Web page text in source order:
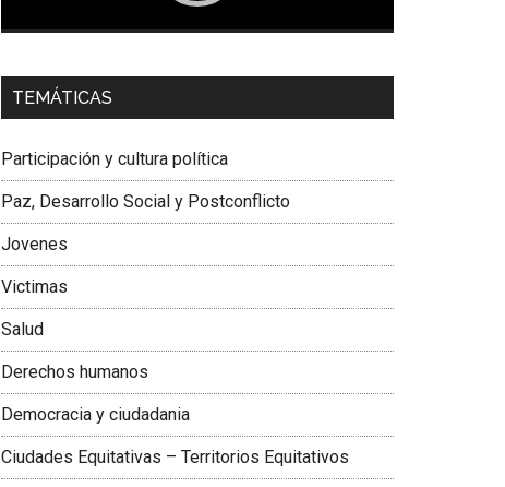
Dra. Carolina Corcho Mejía,
Latinoamericana Sur, Vicepresidenta Federación
TEMÁTICAS
Participación y cultura política
Paz, Desarrollo Social y Postconflicto
Jovenes
Victimas
Salud
Derechos humanos
Democracia y ciudadania
Ciudades Equitativas – Territorios Equitativos